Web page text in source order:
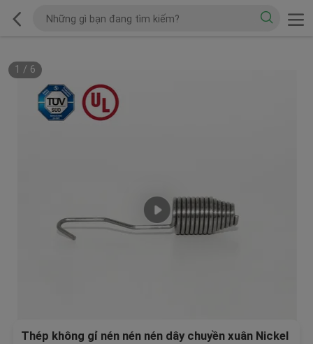
1 / 6
Thép không gỉ nén nén nén dây chuyền xuân Nickel